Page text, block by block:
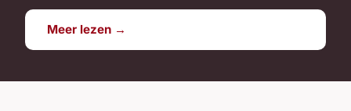
Meer lezen →